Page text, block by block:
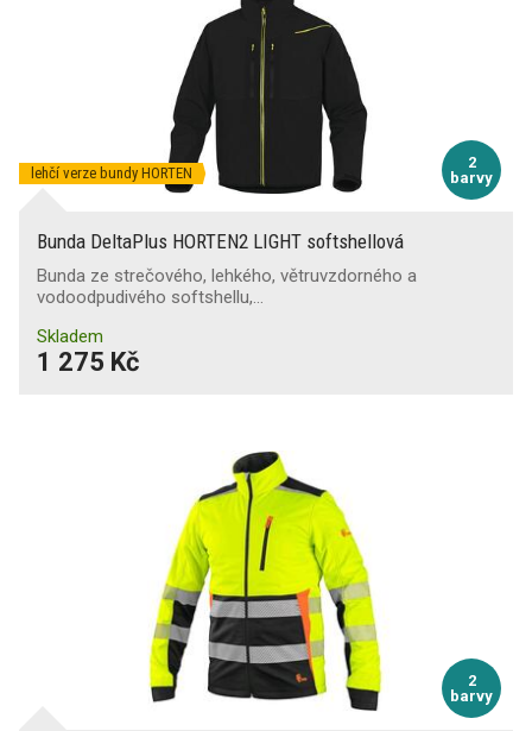
2
barvy
lehčí verze bundy HORTEN
Bunda DeltaPlus HORTEN2 LIGHT softshellová
Bunda ze strečového, lehkého, větruvzdorného a
vodoodpudivého softshellu,…
Skladem
1 275 Kč
2
barvy